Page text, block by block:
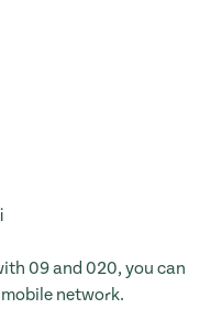
09 and 020, you can
network.